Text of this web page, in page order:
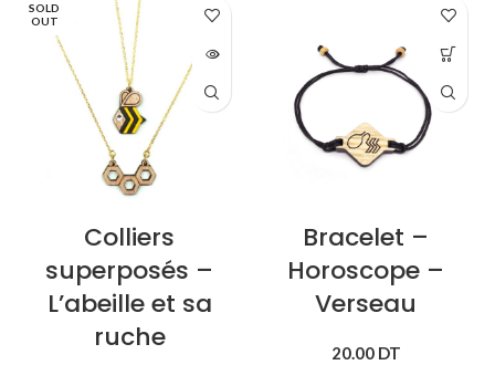
SOLD
OUT
Colliers
superposés –
L’abeille et sa
ruche
Bracelet –
Horoscope –
Verseau
20.00 DT